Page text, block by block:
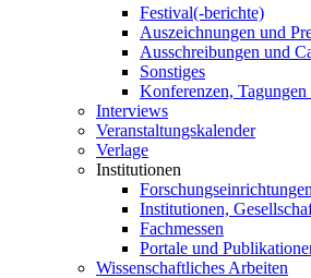
Festival(-berichte)
Auszeichnungen und
Ausschreibungen und
Sonstiges
Konferenzen, Tagungen
Interviews
Veranstaltungskalender
Verlage
Institutionen
Forschungseinrichtungen
Institutionen,
Fachmessen
Portale und
Wissenschaftliches Arbeiten